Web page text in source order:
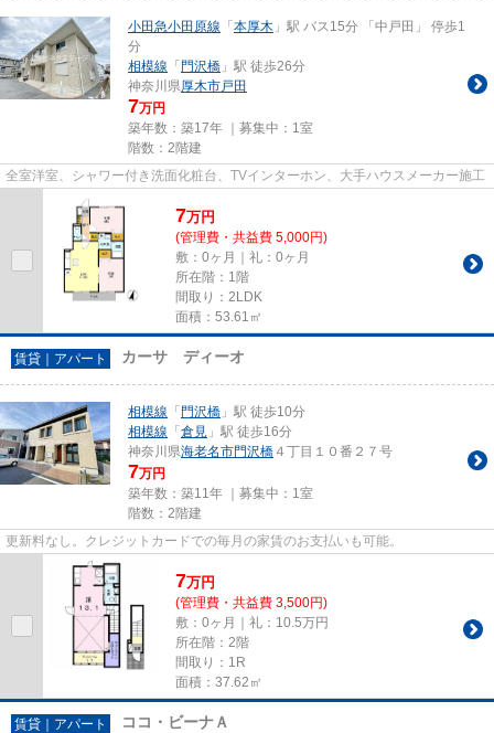
小田急小田原線 「本厚木 」駅 バス15分 「中戸田」 停歩1
分
相模線 「門沢橋 」駅 徒歩26分
神奈川県厚木市戸田
7万円
築年数：築17年 ｜募集中： 1室
階数：2階建
全室洋室、シャワー付き洗面化粧台、TVインターホン、大手ハウスメーカー施工
7万円
(管理費・共益費 5,000円)
敷：0ヶ月｜礼：0ヶ月
所在階：1階
間取り：2LDK
面積：53.61㎡
賃貸｜アパート カーサ ディーオ
相模線 「門沢橋 」駅 徒歩10分
相模線 「倉見 」駅 徒歩16分
神奈川県海老名市門沢橋 ４丁目１０番２７号
7万円
築年数：築11年 ｜募集中： 1室
階数：2階建
更新料なし。クレジットカードでの毎月の家賃のお支払いも可能。
7万円
(管理費・共益費 3,500円)
敷：0ヶ月｜礼：10.5万円
所在階：2階
間取り：1R
面積：37.62㎡
賃貸｜アパート ココ・ビーナＡ